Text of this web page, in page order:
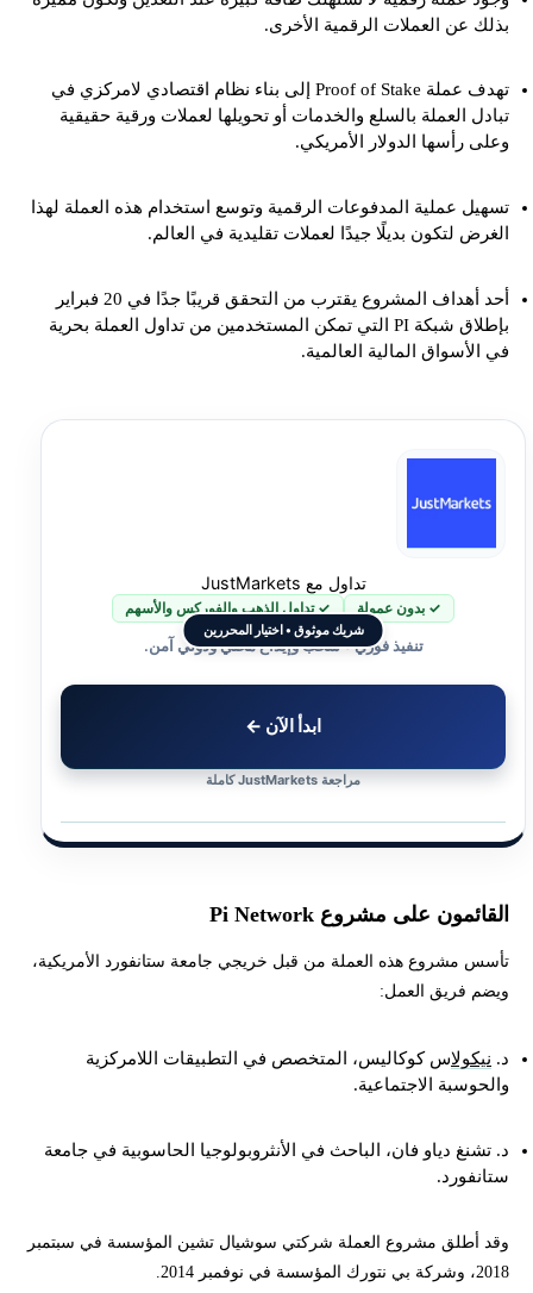
بذلك عن العملات الرقمية الأخرى.
تهدف عملة Proof of Stake إلى بناء نظام اقتصادي لامركزي في
تبادل العملة بالسلع والخدمات أو تحويلها لعملات ورقية حقيقية
وعلى رأسها الدولار الأمريكي.
تسهيل عملية المدفوعات الرقمية وتوسع استخدام هذه العملة لهذا
الغرض لتكون بديلًا جيدًا لعملات تقليدية في العالم.
أحد أهداف المشروع يقترب من التحقق قريبًا جدًا في 20 فبراير
بإطلاق شبكة PI التي تمكن المستخدمين من تداول العملة بحرية
في الأسواق المالية العالمية.
شريك موثوق • اختيار المحررين
تداول مع JustMarkets
✓ بدون عمولة ✓ تداول الذهب والفوركس والأسهم
تنفيذ فوري • سحب وإيداع محلي ودولي آمن.
ابدأ الآن ←
مراجعة JustMarkets كاملة
القائمون على مشروع Pi Network
تأسس مشروع هذه العملة من قبل خريجي جامعة ستانفورد الأمريكية،
ويضم فريق العمل:
د. نيكولاس كوكاليس، المتخصص في التطبيقات اللامركزية
والحوسبة الاجتماعية.
د. تشنغ دياو فان، الباحث في الأنثروبولوجيا الحاسوبية في جامعة
ستانفورد.
وقد أطلق مشروع العملة شركتي سوشيال تشين المؤسسة في سبتمبر
2018، وشركة بي نتورك المؤسسة في نوفمبر 2014.